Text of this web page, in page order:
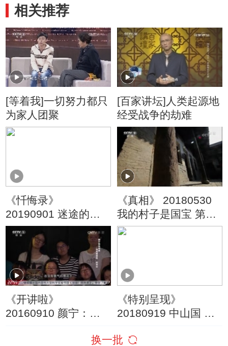
相关推荐
[等着我]一切努力都只
为家人团聚
[百家讲坛]人类起源地
经受战争的劫难
《忏悔录》
20190901 迷途的少
年
《真相》 20180530
我的村子是国宝 第三
集
《开讲啦》
20160910 颜宁：女
《特别呈现》
20180919 中山国 第
换一批